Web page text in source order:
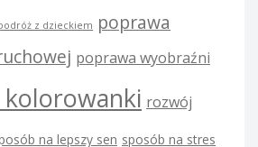
z dzieckiem poprawa
poprawa wyobraźni
rozwój
na lepszy sen sposób na stres